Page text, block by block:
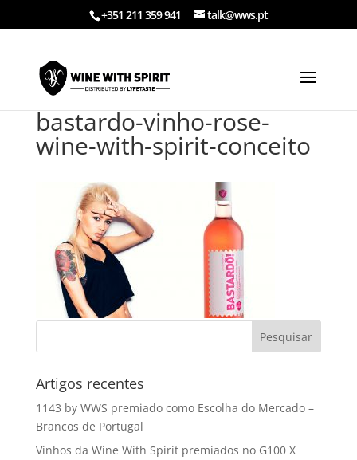
+351 211 359 941 talk@wws.pt
bastardo-vinho-rose-
wine-with-spirit-conceito
Artigos recentes
1143 by WWS premiado como Escolha do Mercado –
Brancos de Portugal
Vinhos da Wine With Spirit premiados no G100 X